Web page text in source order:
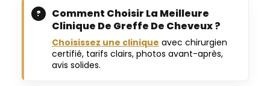
Comment Choisir La Meilleure
Clinique De Greffe De Cheveux ?
Choisissez une clinique avec chirurgien
certifié, tarifs clairs, photos avant-après,
avis solides.